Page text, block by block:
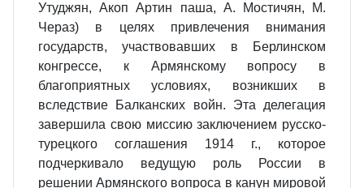
Утуджян, Акоп Артин паша, А. Мостичян, М.
Чераз) в целях привлечения внимания
государств, участвовавших в Берлинском
конгрессе, к Армянскому вопросу в
благоприятных условиях, возникших в
вследствие Балканских войн. Эта делегация
завершила свою миссию заключением русско-
турецкого соглашения 1914 г., которое
подчеркивало ведущую роль России в
решении Армянского вопроса в канун мировой